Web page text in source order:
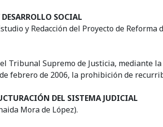
SOCIAL
y Redacción del Proyecto de
Tribunal Supremo de Justicia, mediante
febrero de 2006, la prohibición de
DEL SISTEMA JUDICIAL
Mora de López).